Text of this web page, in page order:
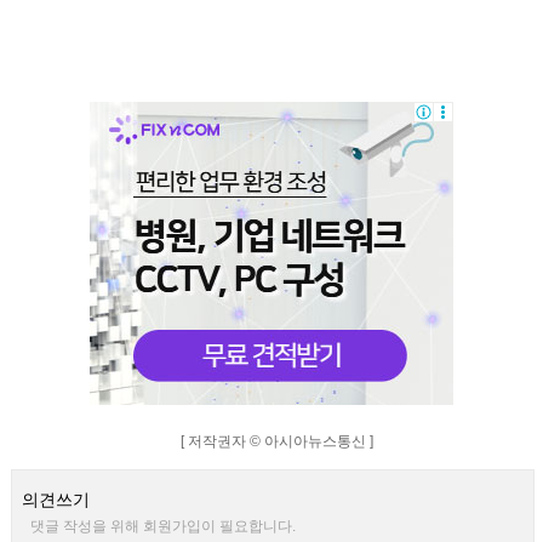
[ 저작권자 © 아시아뉴스통신 ]
의견쓰기
댓글 작성을 위해 회원가입이 필요합니다.